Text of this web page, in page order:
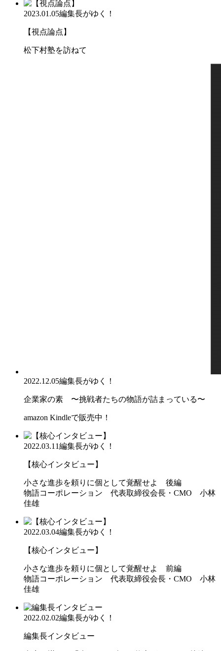
2023.01.05編集長がゆく！
【視点論点】
松下村塾を訪ねて
2022.12.05編集長がゆく！
企業家の素 〜挑戦者たちの物語が詰まっている〜
amazon Kindleで販売中！
2022.03.11編集長がゆく！
【核心インタビュー】
小さな進歩を頼りに個として覚醒せよ 後編
物語コーポレーション 代表取締役会長・CMO 小林
佳雄
2022.03.04編集長がゆく！
【核心インタビュー】
小さな進歩を頼りに個として覚醒せよ 前編
物語コーポレーション 代表取締役会長・CMO 小林
佳雄
2022.02.02編集長がゆく！
編集長インタビュー